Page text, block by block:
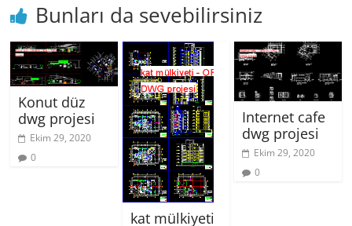
Bunları da sevebilirsiniz
Konut düz
dwg projesi
Ekim 29, 2020
0
kat mülkiyeti
Internet cafe
dwg projesi
Ekim 29, 2020
0